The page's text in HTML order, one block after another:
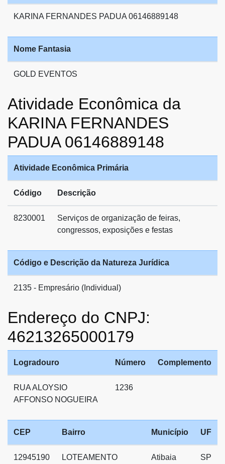
KARINA FERNANDES PADUA 06146889148
Nome Fantasia
GOLD EVENTOS
Atividade Econômica da
KARINA FERNANDES
PADUA 06146889148
Atividade Econômica Primária
Código Descrição
8230001
Serviços de organização de feiras,
congressos, exposições e festas
Código e Descrição da Natureza Jurídica
2135 - Empresário (Individual)
Endereço do CNPJ:
46213265000179
Logradouro Número Complemento
RUA ALOYSIO
AFFONSO NOGUEIRA
1236
CEP Bairro Município UF
12945190
LOTEAMENTO
Atibaia SP